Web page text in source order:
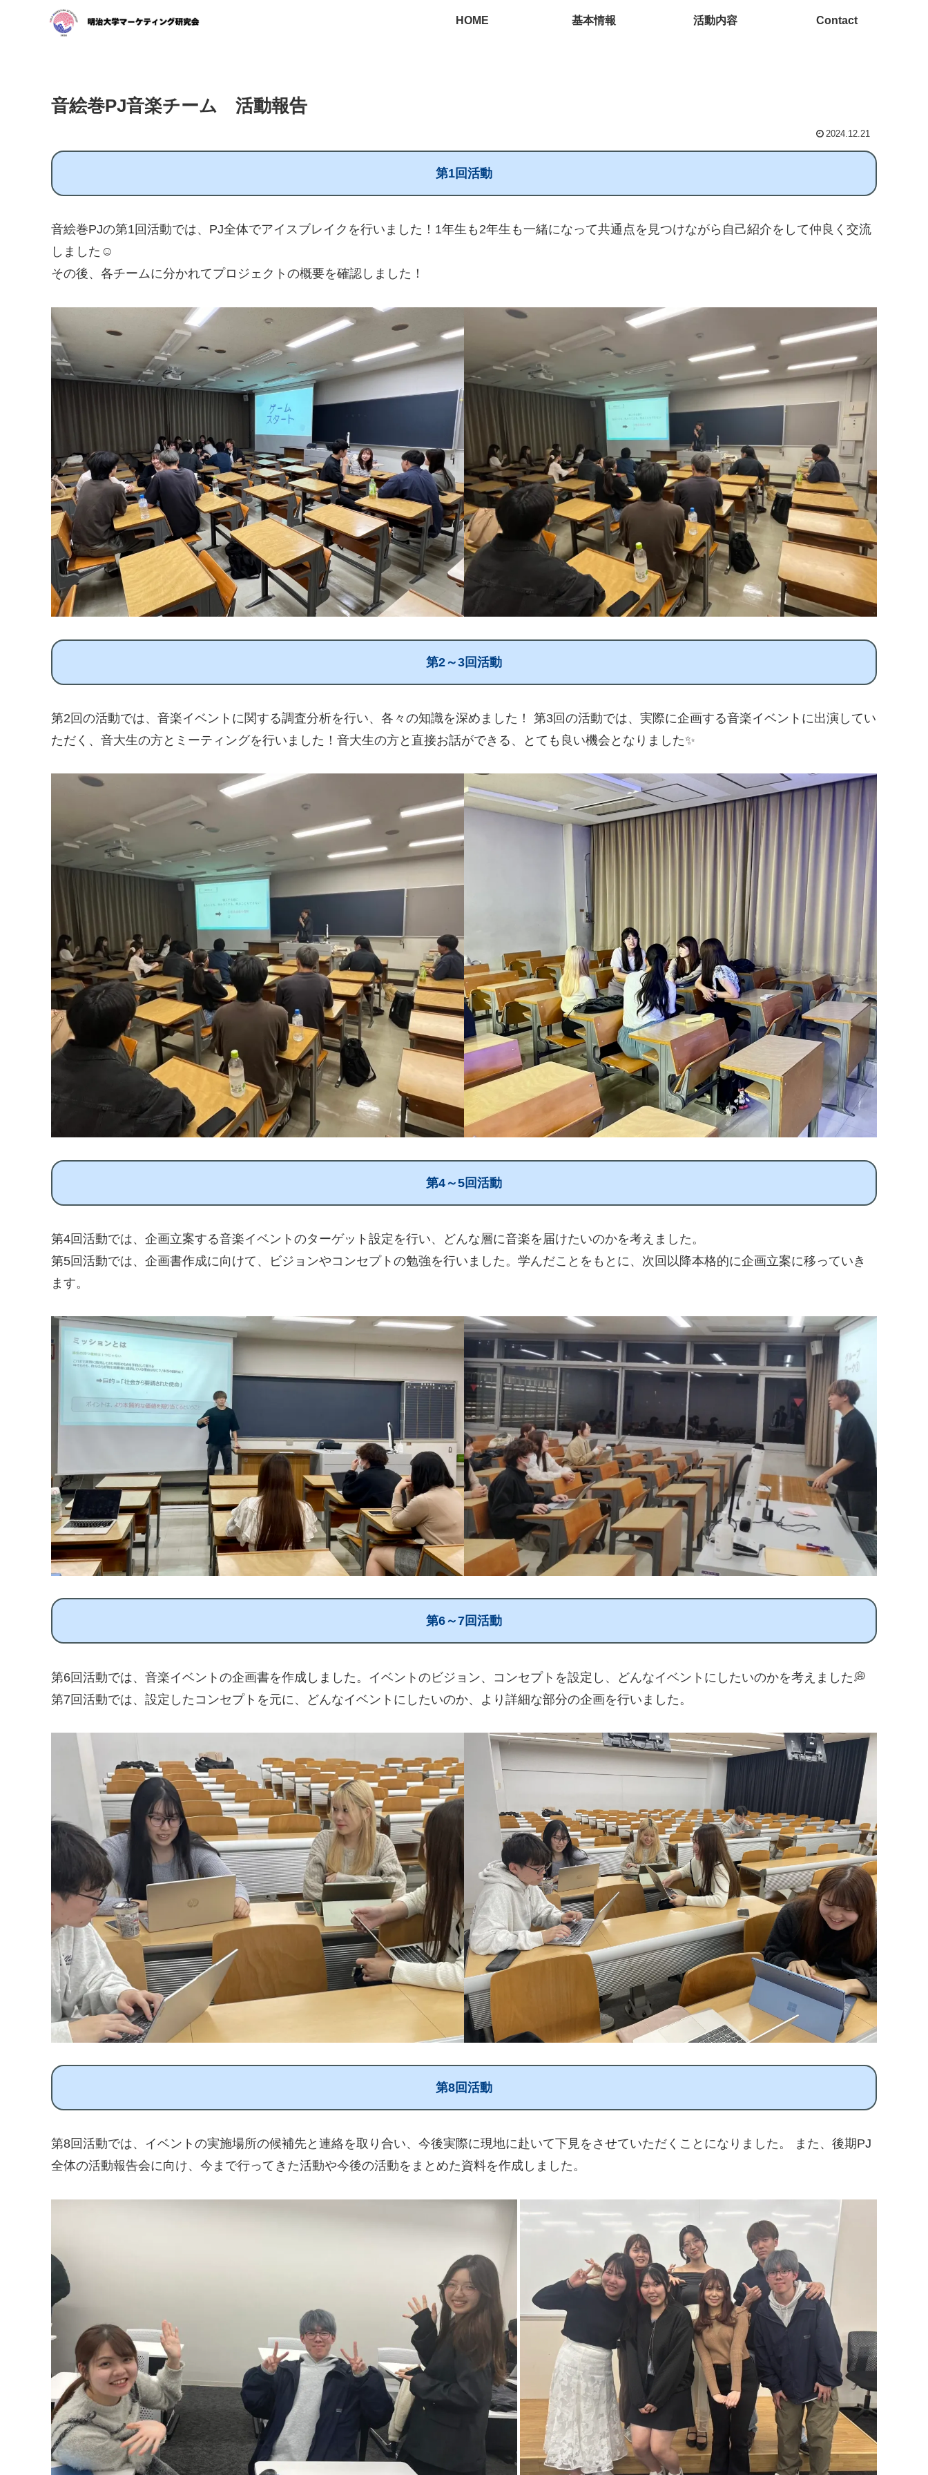
HOME 基本情報 活動内容 Contact
音絵巻PJ音楽チーム 活動報告
2024.12.21
第1回活動
音絵巻PJの第1回活動では、PJ全体でアイスブレイクを行いました！1年生も2年生も一緒になって共通点を見つけながら自己紹介をして仲良く交流
しました☺
その後、各チームに分かれてプロジェクトの概要を確認しました！
第2～3回活動
第2回の活動では、音楽イベントに関する調査分析を行い、各々の知識を深めました！ 第3回の活動では、実際に企画する音楽イベントに出演してい
ただく、音大生の方とミーティングを行いました！音大生の方と直接お話ができる、とても良い機会となりました✨
第4～5回活動
第4回活動では、企画立案する音楽イベントのターゲット設定を行い、どんな層に音楽を届けたいのかを考えました。
第5回活動では、企画書作成に向けて、ビジョンやコンセプトの勉強を行いました。学んだことをもとに、次回以降本格的に企画立案に移っていき
ます。
第6～7回活動
第6回活動では、音楽イベントの企画書を作成しました。イベントのビジョン、コンセプトを設定し、どんなイベントにしたいのかを考えました💭
第7回活動では、設定したコンセプトを元に、どんなイベントにしたいのか、より詳細な部分の企画を行いました。
第8回活動
第8回活動では、イベントの実施場所の候補先と連絡を取り合い、今後実際に現地に赴いて下見をさせていただくことになりました。 また、後期PJ
全体の活動報告会に向け、今まで行ってきた活動や今後の活動をまとめた資料を作成しました。